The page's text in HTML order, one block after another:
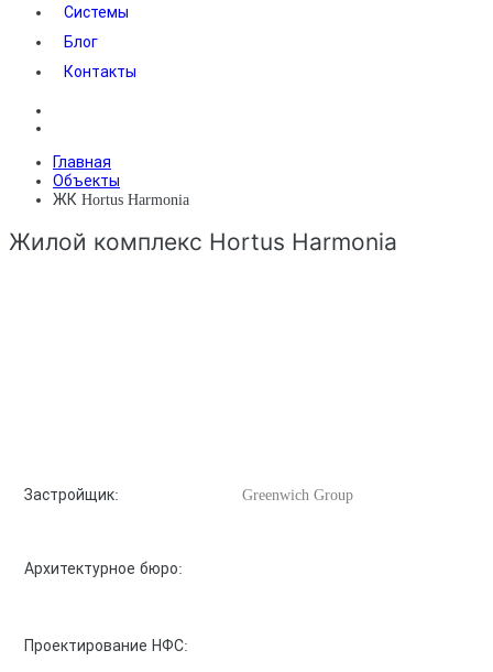
Системы
Блог
Контакты
Главная
Объекты
ЖК Hortus Harmonia
Жилой комплекс Hortus Harmonia
Застройщик: Greenwich Group
Архитектурное бюро:
Проектирование НФС: